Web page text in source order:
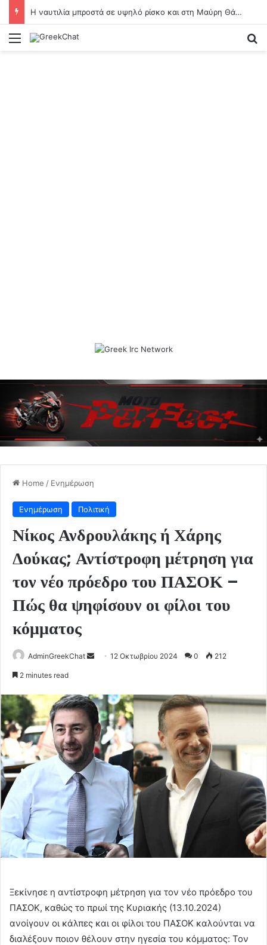
Η ναυτιλία μπροστά σε υψηλό ρίσκο και στη Μαύρη Θάλασσα
Menu
Home / Ενημέρωση
Ενημέρωση Πολιτική
Νίκος Ανδρουλάκης ή Χάρης
Δούκας; Αντίστροφη μέτρηση για
τον νέο πρόεδρο του ΠΑΣΟΚ –
Πώς θα ψηφίσουν οι φίλοι του
κόμματος
AdminGreekChat
Send12 Οκτωβρίου 2024 0 212
2 minutes read
Ξεκίνησε η αντίστροφη μέτρηση για τον νέο πρόεδρο του
ΠΑΣΟΚ, καθώς το πρωί της Κυριακής (13.10.2024)
ανοίγουν οι κάλπες και οι φίλοι του ΠΑΣΟΚ καλούνται να
διαλέξουν ποιον θέλουν στην ηγεσία του κόμματος: Τον